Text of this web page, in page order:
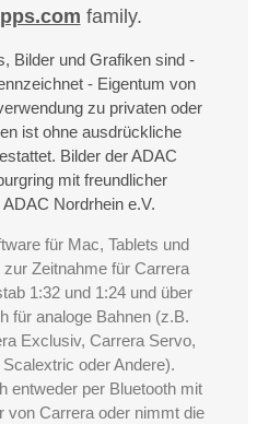
family.
Bilder und Grafiken sind -
- Eigentum von
zu privaten oder
ist ohne ausdrückliche
Bilder der ADAC
mit freundlicher
Nordrhein e.V.
für Mac, Tablets und
Zeitnahme für Carrera
1:32 und 1:24 und über
für analoge Bahnen (z.B.
Exclusiv, Carrera Servo,
oder Andere).
entweder per Bluetooth mit
von Carrera oder nimmt die